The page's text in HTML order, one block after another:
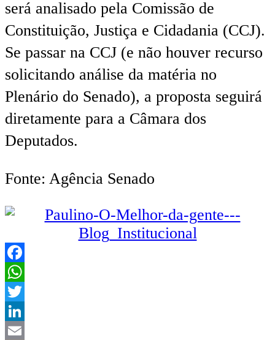
será analisado pela Comissão de
Constituição, Justiça e Cidadania (CCJ).
Se passar na CCJ (e não houver recurso
solicitando análise da matéria no
Plenário do Senado), a proposta seguirá
diretamente para a Câmara dos
Deputados.
Fonte: Agência Senado
Facebook
WhatsApp
Twitter
LinkedIn